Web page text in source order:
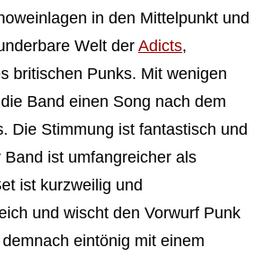
in den Mittelpunkt und
Welt der Adicts,
britischen Punks. Mit wenigen
Band einen Song nach dem
Die Stimmung ist fantastisch und
ist umfangreicher als
ist kurzweilig und
und wischt den Vorwurf Punk
eintönig mit einem